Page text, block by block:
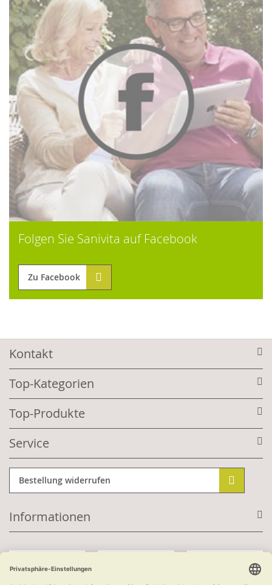
Folgen Sie Sanivita auf Facebook
Zu Facebook
Kontakt
Top-Kategorien
Top-Produkte
Service
Bestellung widerrufen
Informationen